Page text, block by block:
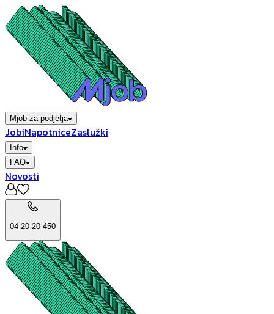
Mjob za podjetja
JobiNapotniceZaslužki
Info
FAQ
Novosti
04 20 20 450